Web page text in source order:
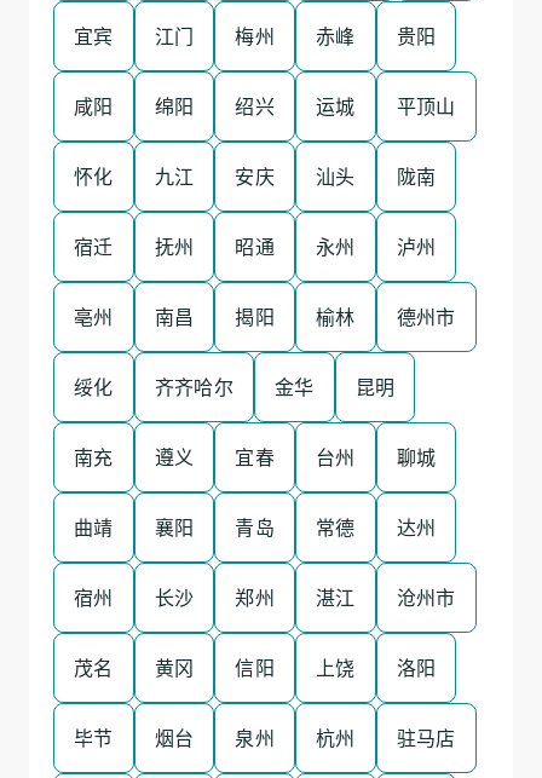
宜宾 江门 梅州 赤峰 贵阳
咸阳 绵阳 绍兴 运城 平顶山
怀化 九江 安庆 汕头 陇南
宿迁 抚州 昭通 永州 泸州
亳州 南昌 揭阳 榆林 德州市
绥化 齐齐哈尔 金华 昆明
南充 遵义 宜春 台州 聊城
曲靖 襄阳 青岛 常德 达州
宿州 长沙 郑州 湛江 沧州市
茂名 黄冈 信阳 上饶 洛阳
毕节 烟台 泉州 杭州 驻马店